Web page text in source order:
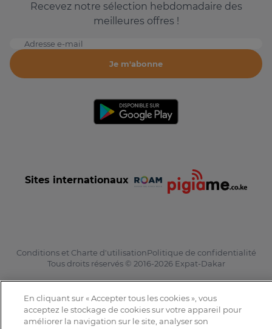
Recevez notre sélection hebdomadaire des
meilleures offres !
Adresse e-mail
Je m'abonne
Sites internationaux
Conditions et Charte d'utilisationPolitique de confidentialité
Tous droits réservés © 2016-2026 Expat-Dakar
En cliquant sur « Accepter tous les cookies », vous
acceptez le stockage de cookies sur votre appareil pour
améliorer la navigation sur le site, analyser son